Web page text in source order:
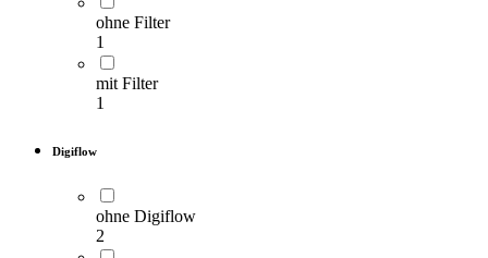
Umkehrosmoseanlagen
ohne Filter
1
mit Filter
1
Digiflow
ohne Digiflow
2